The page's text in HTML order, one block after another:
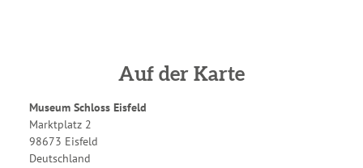
Auf der Karte
Museum Schloss Eisfeld
Marktplatz 2
98673 Eisfeld
Deutschland